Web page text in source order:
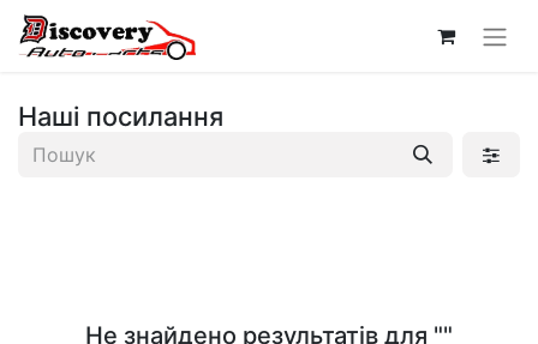
Наші посилання
Не знайдено результатів для ""